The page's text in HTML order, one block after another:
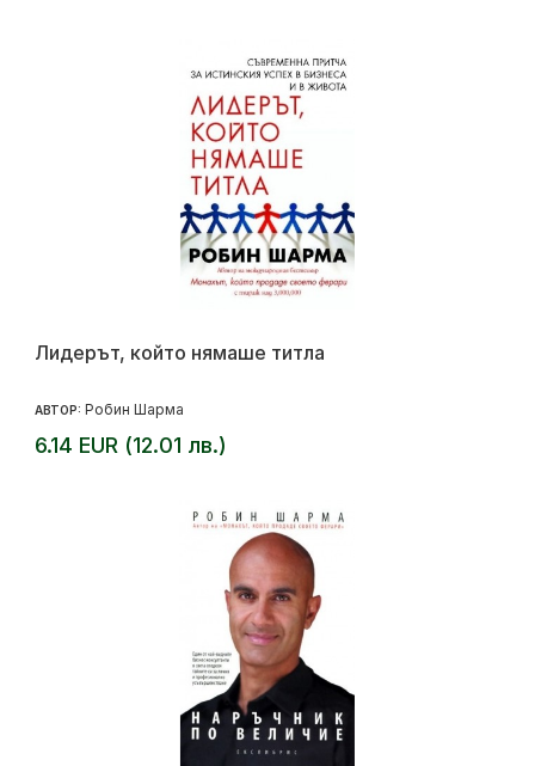
Лидерът, който нямаше титла
АВТОР: Робин Шарма
6.14 EUR (12.01 лв.)